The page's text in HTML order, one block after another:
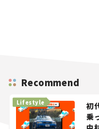
Recommend
初
乗
Lifestyle